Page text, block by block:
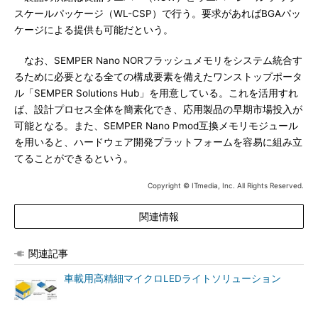
スケールパッケージ（WL-CSP）で行う。要求があればBGAパッ
ケージによる提供も可能だという。
なお、SEMPER Nano NORフラッシュメモリをシステム統合す
るために必要となる全ての構成要素を備えたワンストップポータ
ル「SEMPER Solutions Hub」を用意している。これを活用すれ
ば、設計プロセス全体を簡素化でき、応用製品の早期市場投入が
可能となる。また、SEMPER Nano Pmod互換メモリモジュール
を用いると、ハードウェア開発プラットフォームを容易に組み立
てることができるという。
Copyright © ITmedia, Inc. All Rights Reserved.
関連情報
関連記事
車載用高精細マイクロLEDライトソリューション